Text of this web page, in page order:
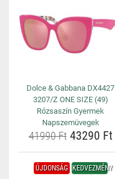
Dolce & Gabbana DX4427
3207/Z ONE SIZE (49)
Rózsaszín Gyermek
Napszemüvegek
41990 Ft43290 Ft
ÚJDONSÁG KEDVEZMÉNY